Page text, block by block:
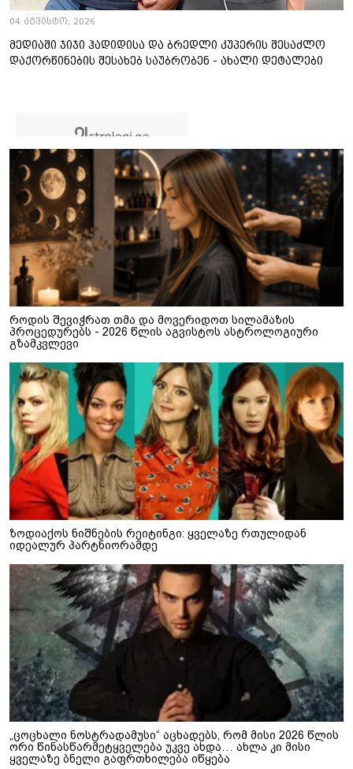
04 აგვისტო, 2026
მედიაში ჯიჯი ჰადიდისა და ბრედლი კუპერის შესაძლო
დაქორწინების შესახებ საუბრობენ - ახალი დეტალები
როდის შევიჭრათ თმა და მოვერიდოთ სილამაზის
პროცედურებს - 2026 წლის აგვისტოს ასტროლოგიური
გზამკვლევი
ზოდიაქოს ნიშნების რეიტინგი: ყველაზე რთულიდან
იდეალურ პარტნიორამდე
„ცოცხალი ნოსტრადამუსი“ აცხადებს, რომ მისი 2026 წლის
ორი წინასწარმეტყველება უკვე ახდა… ახლა კი მისი
ყველაზე ბნელი გაფრთხილება იწყება